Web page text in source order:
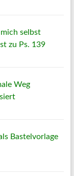
selbst
zu Ps. 139
Weg
Bastelvorlage